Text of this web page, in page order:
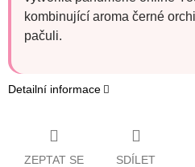
kombinující aroma černé
pačuli.
Detailní informace
ZEPTAT SE SDÍLET